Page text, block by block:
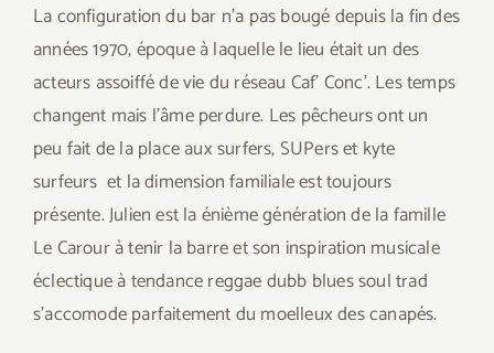
La configuration du bar n’a pas bougé depuis la fin des
années 1970, époque à laquelle le lieu était un des
acteurs assoiffé de vie du réseau Caf’ Conc’. Les temps
changent mais l’âme perdure. Les pêcheurs ont un
peu fait de la place aux surfers, SUPers et kyte
surfeurs et la dimension familiale est toujours
présente. Julien est la énième génération de la famille
Le Carour à tenir la barre et son inspiration musicale
éclectique à tendance reggae dubb blues soul trad
s’accomode parfaitement du moelleux des canapés.